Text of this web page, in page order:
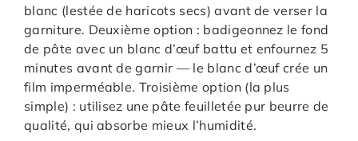
blanc (lestée de haricots secs) avant de verser la
garniture. Deuxième option : badigeonnez le fond
de pâte avec un blanc d’œuf battu et enfournez 5
minutes avant de garnir — le blanc d’œuf crée un
film imperméable. Troisième option (la plus
simple) : utilisez une pâte feuilletée pur beurre de
qualité, qui absorbe mieux l’humidité.